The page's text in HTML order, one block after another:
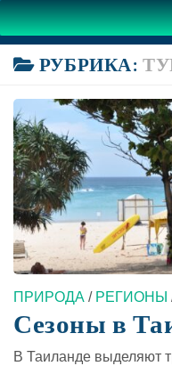
РУБРИКА:
ПРИРОДА / РЕГИОНЫ
Сезоны в
В Таиланде выделяют